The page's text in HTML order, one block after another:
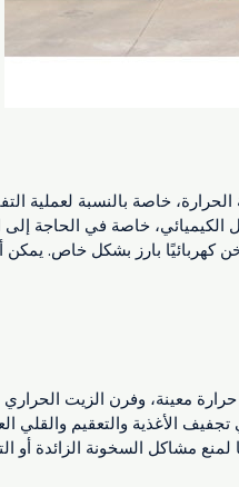
خاصة بالنسبة لعملية
الكيميائي، خاصة في الحاجة
كهربائيًا بارز بشكل خاص.
معينة، وفرن الزيت
الأغذية والتعقيم والقلي
مشاكل السخونة الزائدة أو